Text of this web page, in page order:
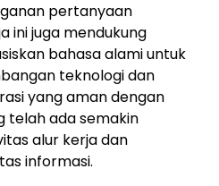
pertanyaan
ini juga mendukung
bahasa alami untuk
teknologi dan
yang aman dengan
telah ada semakin
alur kerja dan
informasi.